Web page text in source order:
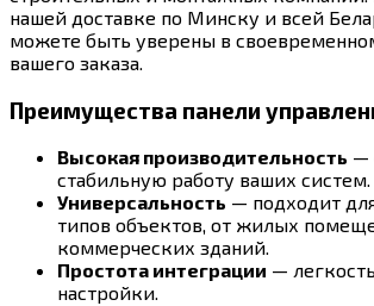
нашей доставке по Минску и всей
можете быть уверены в
вашего заказа.
Преимущества панели
Высокая производительность —
стабильную работу ваших систем.
Универсальность — подходит
типов объектов, от жилых
коммерческих зданий.
Простота интеграции —
настройки.